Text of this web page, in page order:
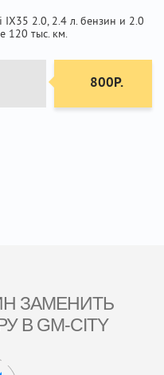
2.0, 2.4 л. бензин и 2.0
120 тыс. км.
800Р.
ЗАМЕНИТЬ
В GM-CITY